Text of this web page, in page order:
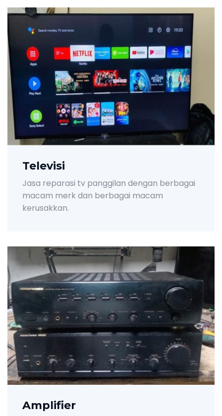
Televisi
Jasa reparasi tv panggilan dengan berbagai
macam merk dan berbagai macam
kerusakkan.
Amplifier